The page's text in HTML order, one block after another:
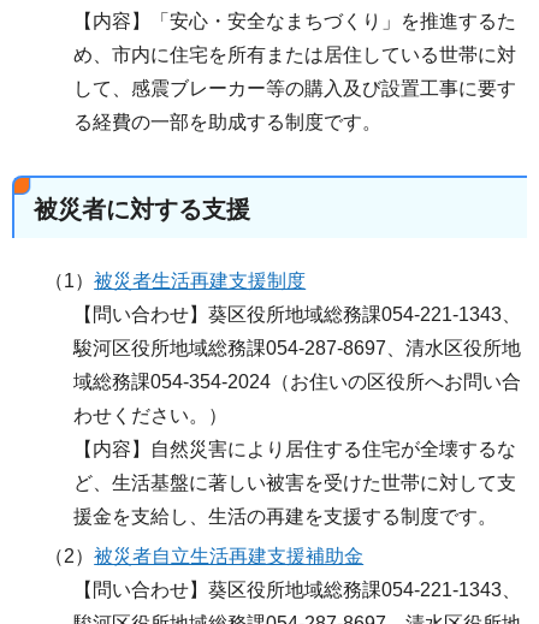
【内容】「安心・安全なまちづくり」を推進するた
め、市内に住宅を所有または居住している世帯に対
して、感震ブレーカー等の購入及び設置工事に要す
る経費の一部を助成する制度です。
被災者に対する支援
（1）被災者生活再建支援制度
【問い合わせ】葵区役所地域総務課054-221-1343、
駿河区役所地域総務課054-287-8697、清水区役所地
域総務課054-354-2024（お住いの区役所へお問い合
わせください。）
【内容】自然災害により居住する住宅が全壊するな
ど、生活基盤に著しい被害を受けた世帯に対して支
援金を支給し、生活の再建を支援する制度です。
（2）被災者自立生活再建支援補助金
【問い合わせ】葵区役所地域総務課054-221-1343、